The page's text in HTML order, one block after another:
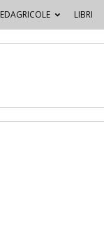
EDAGRICOLE LIBRI